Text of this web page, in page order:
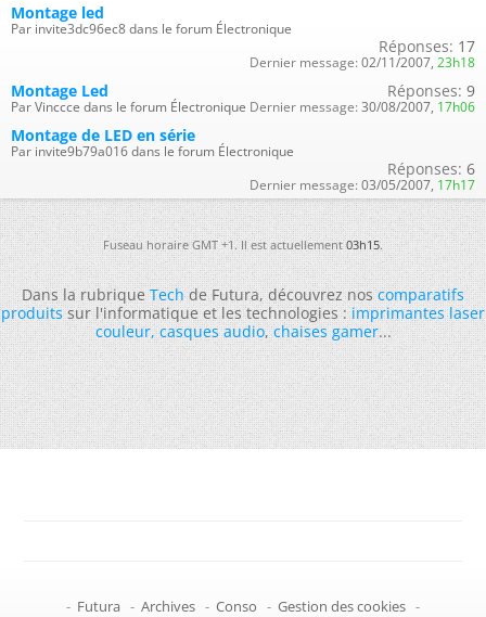
Montage led
Par invite3dc96ec8 dans le forum Électronique
Réponses: 17
Dernier message: 02/11/2007, 23h18
Montage Led
Par Vinccce dans le forum Électronique
Réponses: 9
Dernier message: 30/08/2007, 17h06
Montage de LED en série
Par invite9b79a016 dans le forum Électronique
Réponses: 6
Dernier message: 03/05/2007, 17h17
Fuseau horaire GMT +1. Il est actuellement03h15.
Dans la rubriqueTechde Futura, découvrez noscomparatifs
produitssur l'informatique et les technologies :imprimantes laser
couleur,casques audio,chaises gamer...
- Futura - Archives - Conso - Gestion des cookies -